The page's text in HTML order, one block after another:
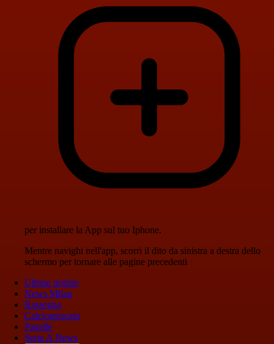
per installare la App sul tuo Iphone.
Mentre navighi nell'app, scorri il dito da sinistra a destra dello
schermo per tornare alle pagine precedenti
Ultime notizie
News Milan
Rassegna
Calciomercato
Pagelle
Serie A News